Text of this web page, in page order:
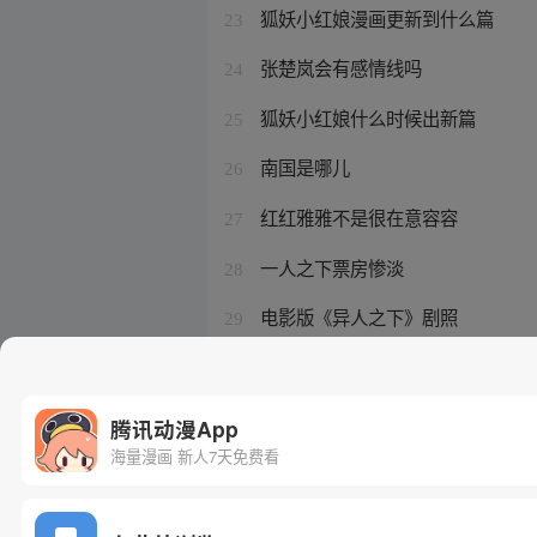
23 狐妖小红娘漫画更新到什么篇
24 张楚岚会有感情线吗
25 狐妖小红娘什么时候出新篇
26 南国是哪儿
27 红红雅雅不是很在意容容
28 一人之下票房惨淡
29 电影版《异人之下》剧照
腾讯动漫App
海量漫画 新人7天免费看